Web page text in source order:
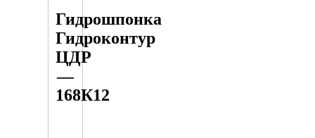
Гидрошпонка
Гидроконтур
ЦДР
—
168К12